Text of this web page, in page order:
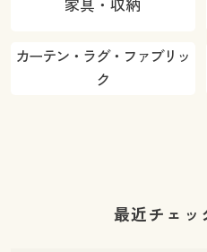
家具・収納
カーテン・ラグ・ファブリッ
ク
最近チェッ